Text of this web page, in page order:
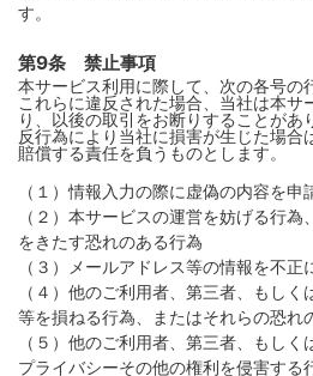
す。
第9条 禁止事項
本サービス利用に際して、次の各号の
これらに違反された場合、当社は本サ
り、以後の取引をお断りすることがあ
反行為により当社に損害が生じた場合
賠償する責任を負うものとします。
（１）情報入力の際に虚偽の内容を申
（２）本サービスの運営を妨げる行
をきたす恐れのある行為
（３）メールアドレス等の情報を不正
（４）他のご利用者、第三者、もし
等を損ねる行為、またはそれらの恐れ
（５）他のご利用者、第三者、もしく
プライバシーその他の権利を侵害する